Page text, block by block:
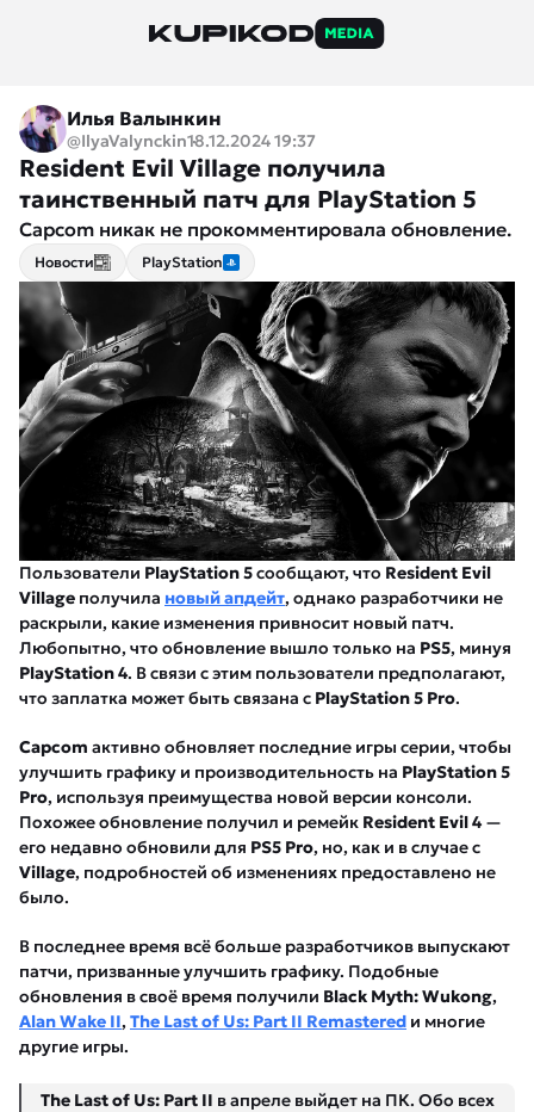
Илья Валынкин
@IlyaValynckin18.12.2024 19:37
Resident Evil Village получила
таинственный патч для PlayStation 5
Capcom никак не прокомментировала обновление.
Новости PlayStation
Пользователи PlayStation 5сообщают, что Resident Evil
Village получила новый апдейт, однако разработчики не
раскрыли, какие изменения привносит новый патч.
Любопытно, что обновление вышло только на PS5, минуя
PlayStation 4. В связи с этим пользователи предполагают,
что заплатка может быть связана с PlayStation 5 Pro.
Capcom активно обновляет последние игры серии, чтобы
улучшить графику и производительность на PlayStation 5
Pro, используя преимущества новой версии консоли.
Похожее обновление получил и ремейк Resident Evil 4 —
его недавно обновили для PS5 Pro, но, как и в случае с
Village, подробностей об изменениях предоставлено не
было.
В последнее время всё больше разработчиков выпускают
патчи, призванные улучшить графику. Подобные
обновления в своё время получили Black Myth: Wukong,
Alan Wake II,The Last of Us: Part II Remastered и многие
другие игры.
The Last of Us: Part II в апреле выйдет на ПК. Обо всех